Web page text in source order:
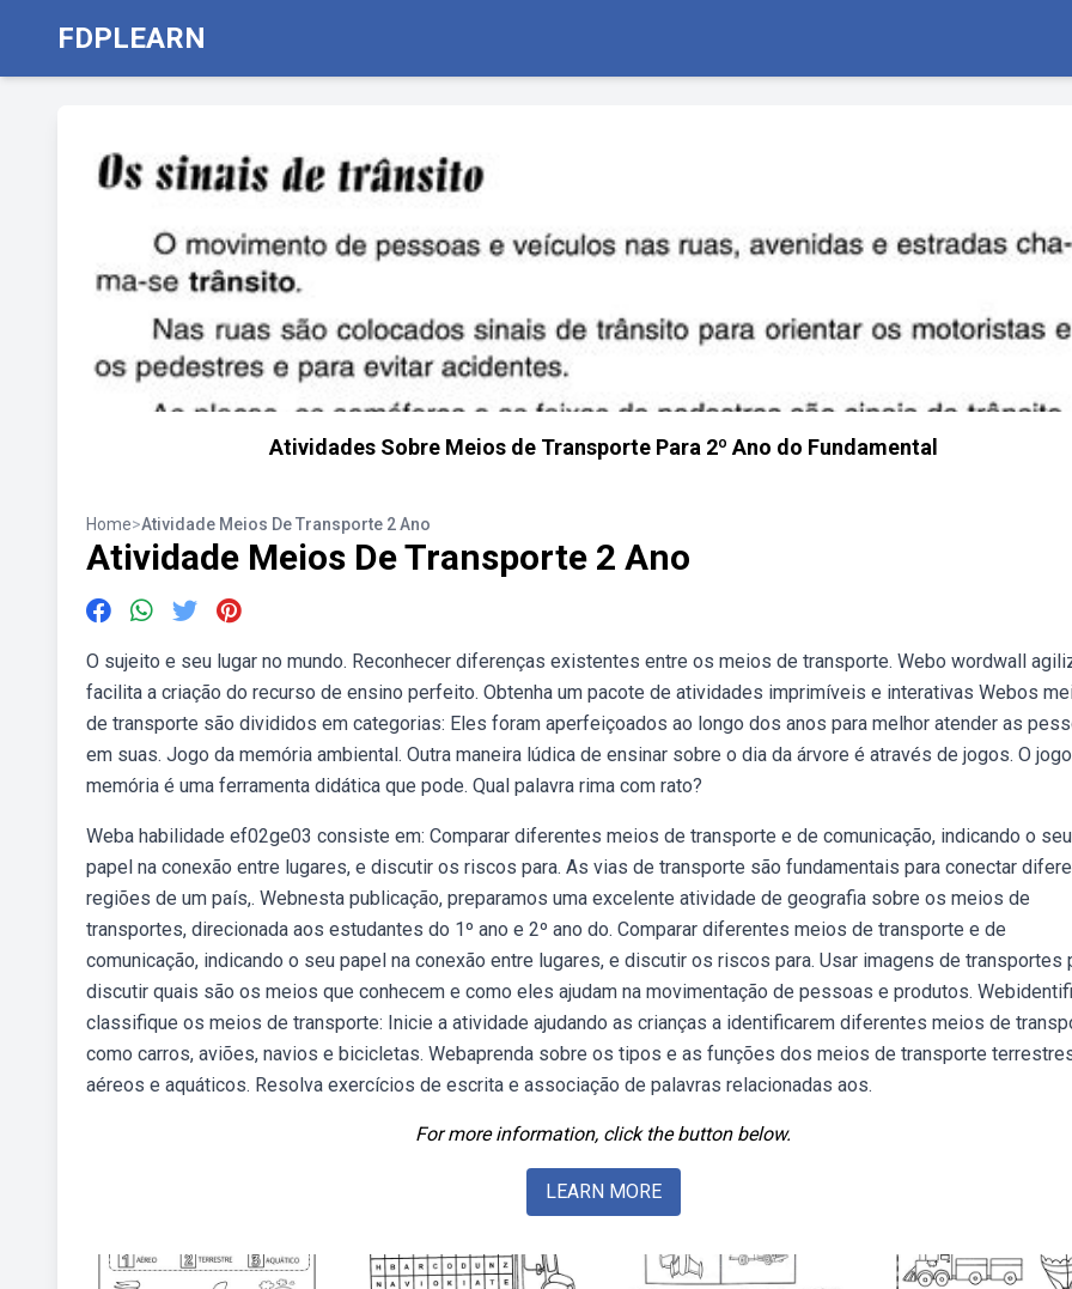
FDPLEARN
Atividades Sobre Meios de Transporte Para 2º Ano do Fundamental
Home>Atividade Meios De Transporte 2 Ano
Atividade Meios De Transporte 2 Ano
O sujeito e seu lugar no mundo. Reconhecer diferenças existentes entre os meios de transporte. Webo wordwall
facilita a criação do recurso de ensino perfeito. Obtenha um pacote de atividades imprimíveis e interativas Webos
de transporte são divididos em categorias: Eles foram aperfeiçoados ao longo dos anos para melhor atender as
em suas. Jogo da memória ambiental. Outra maneira lúdica de ensinar sobre o dia da árvore é através de jogos. O
memória é uma ferramenta didática que pode. Qual palavra rima com rato?
Weba habilidade ef02ge03 consiste em: Comparar diferentes meios de transporte e de comunicação, indicando o seu
papel na conexão entre lugares, e discutir os riscos para. As vias de transporte são fundamentais para conectar
regiões de um país,. Webnesta publicação, preparamos uma excelente atividade de geografia sobre os meios de
transportes, direcionada aos estudantes do 1º ano e 2º ano do. Comparar diferentes meios de transporte e de
comunicação, indicando o seu papel na conexão entre lugares, e discutir os riscos para. Usar imagens de transportes
discutir quais são os meios que conhecem e como eles ajudam na movimentação de pessoas e produtos.
classifique os meios de transporte: Inicie a atividade ajudando as crianças a identificarem diferentes meios de
como carros, aviões, navios e bicicletas. Webaprenda sobre os tipos e as funções dos meios de transporte
aéreos e aquáticos. Resolva exercícios de escrita e associação de palavras relacionadas aos.
For more information, click the button below.
LEARN MORE